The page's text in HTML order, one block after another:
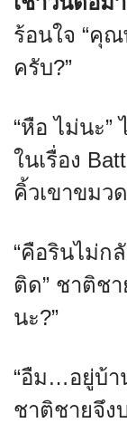
ร้อนใจ “คุ
ครับ?”
“หือ ไม่นะ”
ในเรื่อง
คิ้วเขาขมว
“คือรินไม่ก
ติด” ชาติช
นะ?”
“อืม…อยู่บ้า
ชาติชายจึง